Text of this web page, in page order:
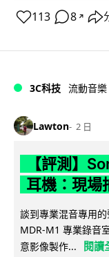
113 8 ↗
3C科技 流動音樂
Lawton 2 日
【評測】
耳機：現場
談到專業混音專用
MDR-M1 專業錄音
意影像製作...
閱讀